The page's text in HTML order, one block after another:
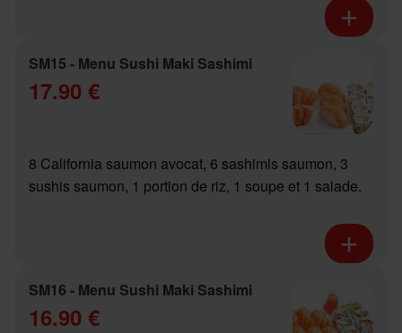
SM15 - Menu Sushi Maki Sashimi
17.90 €
8 California saumon avocat, 6 sashimis saumon, 3
sushis saumon, 1 portion de riz, 1 soupe et 1 salade.
SM16 - Menu Sushi Maki Sashimi
16.90 €